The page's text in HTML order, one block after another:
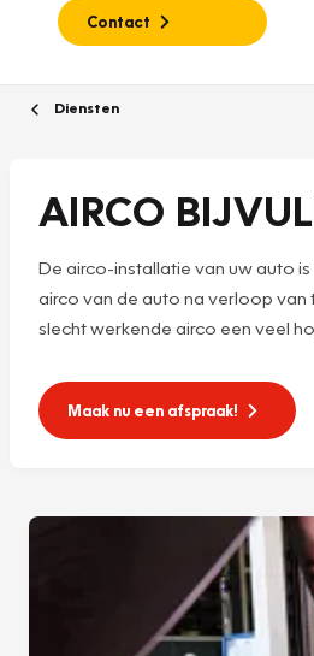
Contact
Diensten
AIRCO
De airco-installatie van uw auto
airco van de auto na verloop
slecht werkende airco een veel
Maak nu een afspraak!